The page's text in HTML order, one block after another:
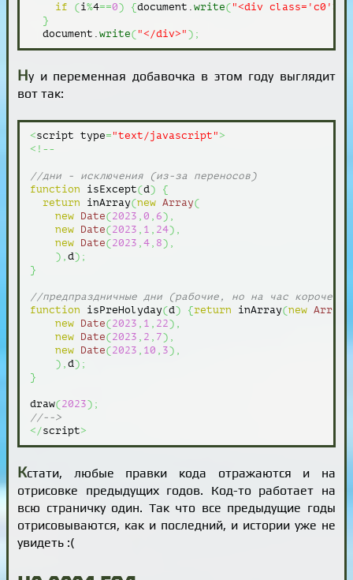
if
(i %4==0) {document. write( "<div
}
  document.
write( "</div>" ) ;
Ну и переменная добавочка в этом году выглядит
вот так:
<script type= "text/javascript" >
<!--
//дни - исключения (из-за переносов)
function isExcept(d)
{
return inArray(new Array(
new
Date(2023 , 0 , 6) ,
new
Date(2023 , 1 , 24) ,
new
Date(2023 , 4, 8) ,
) , d) ;
}
//предпраздничные дни (рабочие, но на час короче)
function isPreHolyday(d) {return inArray(new Array
new
Date(2023 , 1 , 22) ,
new
Date(2023 , 2 , 7) ,
new
Date(2023 , 10 , 3) ,
) , d) ;
}
draw(2023) ;
//-->
</script>
Кстати, любые правки кода отражаются и на
отрисовке предыдущих годов. Код-то работает на
всю страничку один. Так что все предыдущие годы
отрисовываются, как и последний, и истории уже не
увидеть :(